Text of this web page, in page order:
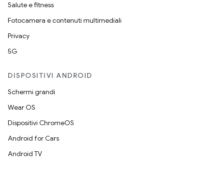
Salute e fitness
Fotocamera e contenuti multimediali
Privacy
5G
DISPOSITIVI ANDROID
Schermi grandi
Wear OS
Dispositivi ChromeOS
Android for Cars
Android TV